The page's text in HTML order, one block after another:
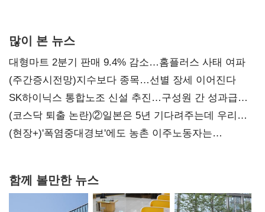
많이 본 뉴스
대형마트 2분기 판매 9.4% 감소…홈플러스 사태 여파
(주간증시전망)지수보다 종목…선별 장세 이어진다
SK하이닉스 통합노조 신설 추진…구성원 간 성과급
불만 확산
(코스닥 퇴출 논란)②일본은 5년 기다려주는데 우리는
당장 퇴출?…시간만으론 부족한 코스닥 구하기
(현장+)'폭염중대경보'에도 농촌 이주노동자는
함께 볼만한 뉴스